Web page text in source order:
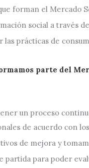
forman el Mercado
social a través
prácticas de
parte del
un proceso
de acuerdo con
de mejora y
partida para poder